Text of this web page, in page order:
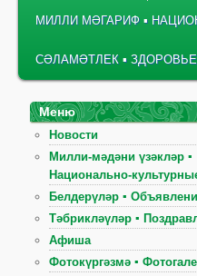
МИЛЛИ МӘГАРИФ ▪
СӘЛАМӘТЛЕК ▪ ЗДОРОВЬЕ
Меню
Новости
Милли-мәдәни үзәкләр ▪
Национально-
Белдерүләр ▪
Тәбрикләүләр ▪
Афиша
Фотокүргәзмә ▪